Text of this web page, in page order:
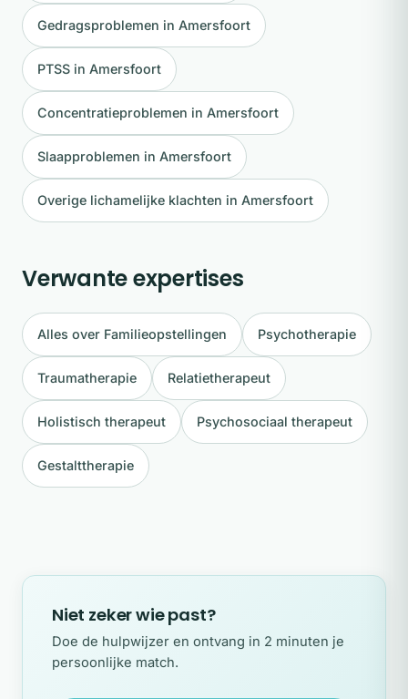
Gedragsproblemen in Amersfoort
PTSS in Amersfoort
Concentratieproblemen in Amersfoort
Slaapproblemen in Amersfoort
Overige lichamelijke klachten in Amersfoort
Verwante expertises
Alles over Familieopstellingen Psychotherapie
Traumatherapie Relatietherapeut
Holistisch therapeut Psychosociaal therapeut
Gestalttherapie
Niet zeker wie past?
Doe de hulpwijzer en ontvang in 2 minuten je
persoonlijke match.